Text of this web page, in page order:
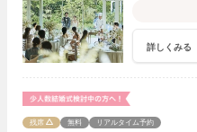
詳しくみる
残席 無料 リアルタイム予約